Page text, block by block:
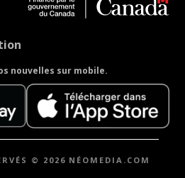
nouvelles sur mobile.
© 2026 NÉOMEDIA.COM